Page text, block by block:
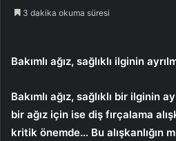
3 dakika okuma süresi
Bakımlı ağız, sağlıklı ilginin
Bakımlı ağız, sağlıklı bir ilginin
bir ağız için ise diş fırçalama
kritik önemde… Bu alışkanlığın